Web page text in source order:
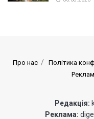
Про нас Політика
Редакція:
Реклама: